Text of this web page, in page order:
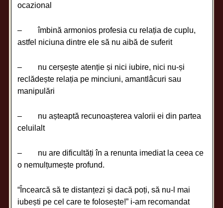
ocazional
– îmbină armonios profesia cu relația de cuplu,
astfel niciuna dintre ele să nu aibă de suferit
– nu cerșește atenție și nici iubire, nici nu-și
reclădește relația pe minciuni, amantlâcuri sau
manipulări
– nu așteaptă recunoașterea valorii ei din partea
celuilalt
– nu are dificultăți în a renunta imediat la ceea ce
o nemulțumește profund.
“Încearcă să te distanțezi și dacă poți, să nu-l mai
iubești pe cel care te folosește!” i-am recomandat